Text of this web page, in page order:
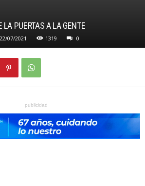
LA PUERTAS A LA GENTE
22/07/2021 1319 0
publicidad